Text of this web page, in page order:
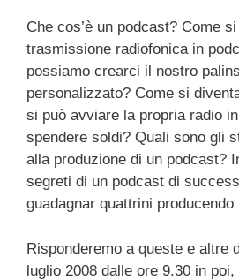
o
o
k
s
n
m
Che cos’è un podcast? Come
trasmissione radiofonica in
possiamo crearci il nostro
personalizzato? Come si
si può avviare la propria radio
spendere soldi? Quali sono gli
alla produzione di un podcast?
segreti di un podcast di
guadagnar quattrini producendo
Risponderemo a queste e altre
luglio 2008 dalle ore 9.30 in